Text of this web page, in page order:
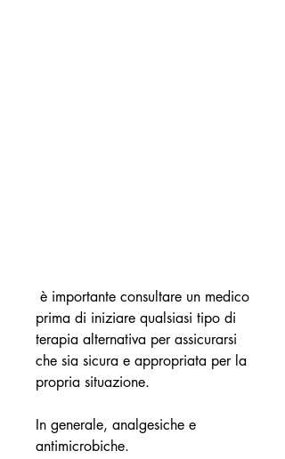
prima di iniziare qualsiasi tipo di
terapia alternativa per assicurarsi
che sia sicura e appropriata per la
propria situazione.
In generale, analgesiche e
antimicrobiche.